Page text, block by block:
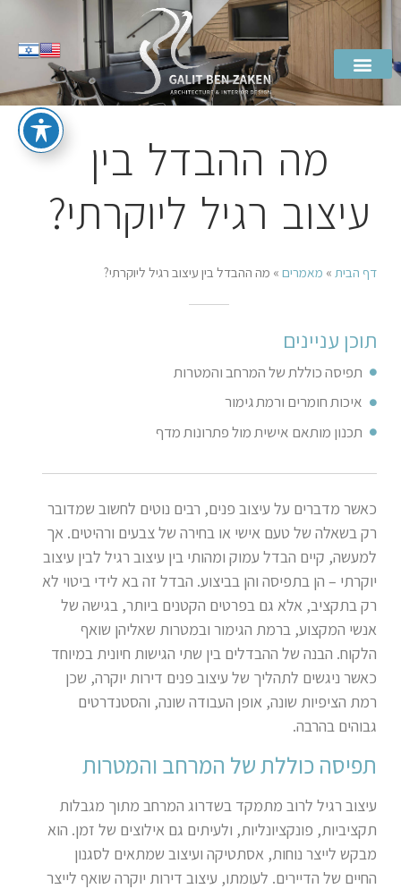
מה ההבדל בין
עיצוב רגיל ליוקרתי?
דף הבית » מאמרים» מה ההבדל בין עיצוב רגיל ליוקרתי?
תוכן עניינים
תפיסה כוללת של המרחב והמטרות
איכות חומרים ורמת גימור
תכנון מותאם אישית מול פתרונות מדף
כאשר מדברים על עיצוב פנים, רבים נוטים לחשוב שמדובר
רק בשאלה של טעם אישי או בחירה של צבעים ורהיטים. אך
למעשה, קיים הבדל עמוק ומהותי בין עיצוב רגיל לבין עיצוב
יוקרתי – הן בתפיסה והן בביצוע. הבדל זה בא לידי ביטוי לא
רק בתקציב, אלא גם בפרטים הקטנים ביותר, בגישה של
אנשי המקצוע, ברמת הגימור ובמטרות שאליהן שואף
הלקוח. הבנה של ההבדלים בין שתי הגישות חיונית במיוחד
כאשר ניגשים לתהליך של עיצוב פנים דירות יוקרה, שכן
רמת הציפיות שונה, אופן העבודה שונה, והסטנדרטים
גבוהים בהרבה.
תפיסה כוללת של המרחב והמטרות
עיצוב רגיל לרוב מתמקד בשדרוג המרחב מתוך מגבלות
תקציביות, פונקציונליות, ולעיתים גם אילוצים של זמן. הוא
מבקש לייצר נוחות, אסתטיקה ועיצוב שמתאים לסגנון
החיים של הדיירים. לעומתו, עיצוב דירות יוקרה שואף לייצר